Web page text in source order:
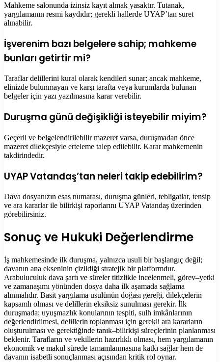
Mahkeme salonunda izinsiz kayıt almak yasaktır. Tutanak,
yargılamanın resmi kaydıdır; gerekli hallerde UYAP’tan suret
alınabilir.
İşverenim bazı belgelere sahip; mahkeme
bunları getirtir mi?
Taraflar delillerini kural olarak kendileri sunar; ancak mahkeme,
elinizde bulunmayan ve karşı tarafta veya kurumlarda bulunan
belgeler için yazı yazılmasına karar verebilir.
Duruşma günü değişikliği isteyebilir miyim?
Geçerli ve belgelendirilebilir mazeret varsa, duruşmadan önce
mazeret dilekçesiyle erteleme talep edilebilir. Karar mahkemenin
takdirindedir.
UYAP Vatandaş’tan neleri takip edebilirim?
Dava dosyanızın esas numarası, duruşma günleri, tebligatlar, tensip
ve ara kararlar ile bilirkişi raporlarını UYAP Vatandaş üzerinden
görebilirsiniz.
Sonuç ve Hukuki Değerlendirme
İş mahkemesinde ilk duruşma, yalnızca usuli bir başlangıç değil;
davanın ana ekseninin çizildiği stratejik bir platformdur.
Arabuluculuk dava şartı ve süreler titizlikle incelenmeli, görev–yetki
ve zamanaşımı yönünden dosya daha ilk aşamada sağlama
alınmalıdır. Basit yargılama usulünün doğası gereği, dilekçelerin
kapsamlı olması ve delillerin eksiksiz sunulması gerekir. İlk
duruşmada; uyuşmazlık konularının tespiti, sulh imkânlarının
değerlendirilmesi, delillerin toplanması için gerekli ara kararların
oluşturulması ve gerektiğinde tanık–bilirkişi süreçlerinin planlanması
beklenir. Tarafların ve vekillerin hazırlıklı olması, hem yargılamanın
ekonomik ve makul sürede tamamlanmasına katkı sağlar hem de
davanın isabetli sonuçlanması açısından kritik rol oynar.